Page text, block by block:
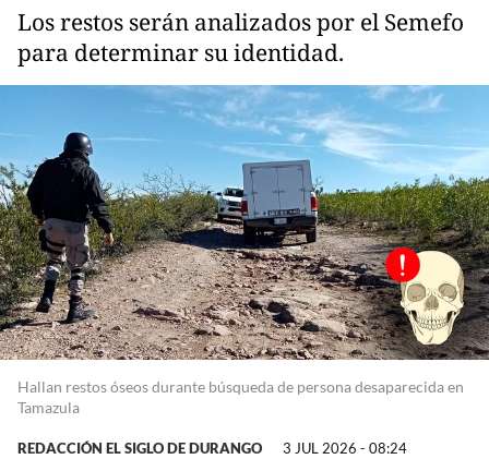
Los restos serán analizados por el Semefo
para determinar su identidad.
Hallan restos óseos durante búsqueda de persona desaparecida en
Tamazula
REDACCIÓN EL SIGLO DE DURANGO 3 JUL 2026 - 08:24